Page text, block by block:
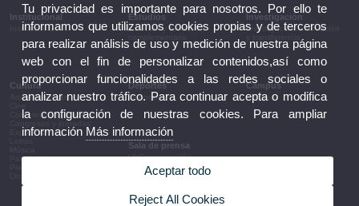
Institucional
Institucional
Estudios
Estudios y formación
Investigación
Investigación, innovación
Cultura
Artes escénicas
Conferencias y debates
Congresos y jornadas
Exposiciones
Patrimonio
Deportes
Deportes
Campus
Campus
Sala de prensa
UVComunicación
Notas de prensa
Agenda de gobierno
Información corporativa
Tu privacidad es importante para nosotros. Por ello te
informamos que utilizamos cookies propias y de terceros
para realizar análisis de uso y medición de nuestra página
web con el fin de personalizar contenidos,así como
proporcionar funcionalidades a las redes sociales o
analizar nuestro tráfico. Para continuar acepta o modifica
la configuración de nuestras cookies. Para ampliar
información Más información
Aceptar todo
Reject All Cookies